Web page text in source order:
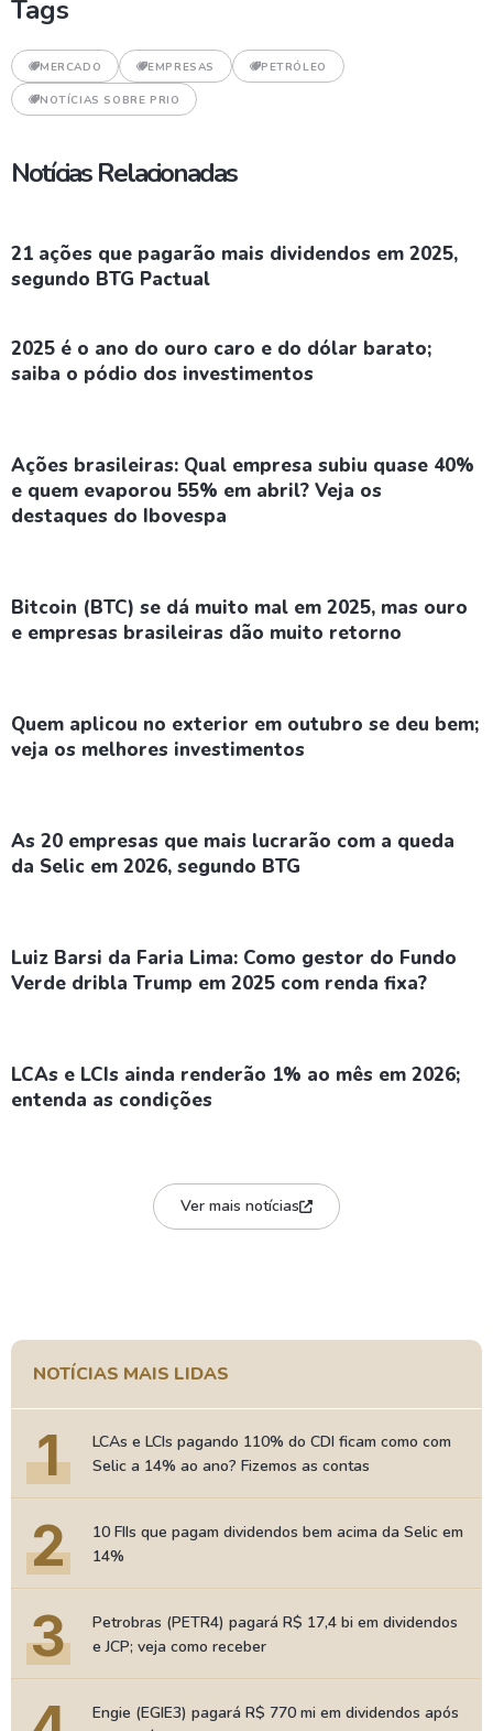
Tags
MERCADO EMPRESAS PETRÓLEO
NOTÍCIAS SOBRE PRIO
Notícias Relacionadas
21 ações que pagarão mais dividendos em 2025,
segundo BTG Pactual
2025 é o ano do ouro caro e do dólar barato;
saiba o pódio dos investimentos
Ações brasileiras: Qual empresa subiu quase 40%
e quem evaporou 55% em abril? Veja os
destaques do Ibovespa
Bitcoin (BTC) se dá muito mal em 2025, mas ouro
e empresas brasileiras dão muito retorno
Quem aplicou no exterior em outubro se deu bem;
veja os melhores investimentos
As 20 empresas que mais lucrarão com a queda
da Selic em 2026, segundo BTG
Luiz Barsi da Faria Lima: Como gestor do Fundo
Verde dribla Trump em 2025 com renda fixa?
LCAs e LCIs ainda renderão 1% ao mês em 2026;
entenda as condições
Ver mais notícias
NOTÍCIAS MAIS LIDAS
1
LCAs e LCIs pagando 110% do CDI ficam como com
Selic a 14% ao ano? Fizemos as contas
2
10 FIIs que pagam dividendos bem acima da Selic em
14%
3
Petrobras (PETR4) pagará R$ 17,4 bi em dividendos
e JCP; veja como receber
Engie (EGIE3) pagará R$ 770 mi em dividendos após